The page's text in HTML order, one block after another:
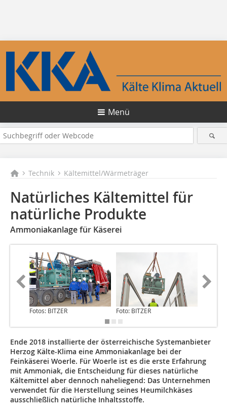
Menü
Technik Kältemittel/Wärmeträger
Natürliches Kältemittel für
natürliche Produkte
Ammoniakanlage für Käserei
Fotos: BITZER Foto: BITZER
Ende 2018 installierte der österreichische Systemanbieter
Herzog Kälte-Klima eine Ammoniakanlage bei der
Feinkäserei Woerle. Für Woerle ist es die erste Erfahrung
mit Ammoniak, die Entscheidung für dieses natürliche
Kältemittel aber dennoch naheliegend: Das Unternehmen
verwendet für die Herstellung seines Heumilchkäses
ausschließlich natürliche Inhaltsstoffe.